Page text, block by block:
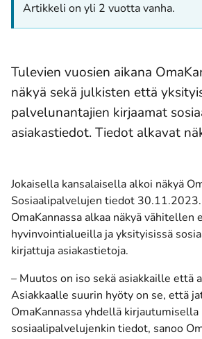
Artikkeli on yli 2 vuotta vanha.
Tulevien vuosien aikana
näkyä sekä julkisten että
palvelunantajien kirjaamat
asiakastiedot. Tiedot alkavat
Jokaisella kansalaisella alkoi näkyä
Sosiaalipalvelujen tiedot
OmaKannassa alkaa näkyä vähitellen
hyvinvointialueilla ja yksityisissä
kirjattuja asiakastietoja.
– Muutos on iso sekä asiakkaille että
Asiakkaalle suurin hyöty on se, että
OmaKannassa yhdellä
sosiaalipalvelujenkin tiedot, sanoo